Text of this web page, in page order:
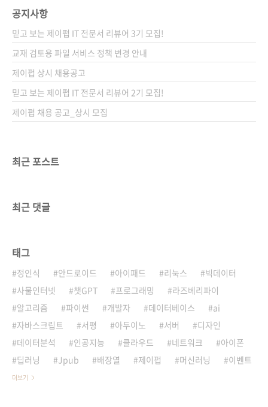
공지사항
믿고 보는 제이펍 IT 전문서 리뷰어 3기 모집!
교재 검토용 파일 서비스 정책 변경 안내
제이펍 상시 채용공고
믿고 보는 제이펍 IT 전문서 리뷰어 2기 모집!
제이펍 채용 공고_상시 모집
최근 포스트
최근 댓글
태그
정인식 안드로이드 아이패드 리눅스
빅데이터
사물인터넷
챗GPT 프로그래밍
라즈베리파이
알고리즘
파이썬 개발자 데이터베이스
ai
자바스크립트
서평 아두이노 서버
디자인
데이터분석
인공지능 클라우드 네트워크
아이폰
딥러닝
Jpub 배장열 제이펍 머신러닝 이벤트
더보기